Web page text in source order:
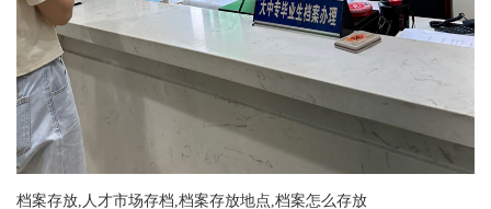
档案存放,人才市场存档,档案存放地点,档案怎么存放